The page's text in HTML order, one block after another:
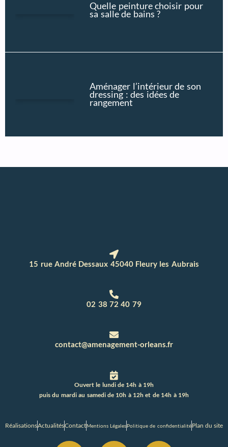
Quelle peinture choisir pour
sa salle de bains ?
Aménager l’intérieur de son
dressing : des idées de
rangement
15 rue André Dessaux 45040 Fleury les Aubrais
02 38 72 40 79
contact@amenagement-orleans.fr
Ouvert le lundi de 14h à 19h
puis du mardi au samedi de 10h à 12h et de 14h à 19h
RéalisationsActualitésContactMentions LégalesPolitique de confidentialitéPlan du site